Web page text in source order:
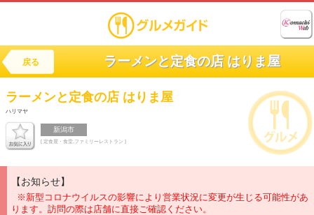
戻る ラーメンと定食の店 はりま屋
ラーメンと定食の店 はりま屋
ハリマヤ
新潟市
[ 定食屋・食堂,ファミリーレストラン ]
【お知らせ】
※新型コロナウイルスの影響により営業状況に変更が生じる可能性があ
ります。訪問の際は店舗に直接ご確認ください。